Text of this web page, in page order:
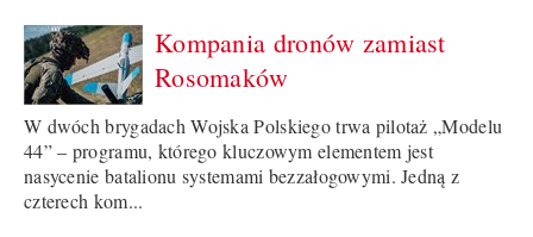
Kompania dronów zamiast
Rosomaków
W dwóch brygadach Wojska Polskiego trwa pilotaż „Modelu
44” – programu, którego kluczowym elementem jest
nasycenie batalionu systemami bezzałogowymi. Jedną z
czterech kom...